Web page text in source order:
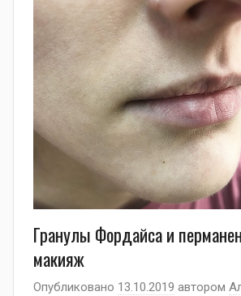
Гранулы Фордайса и
макияж
Опубликовано 13.10.2019 автором